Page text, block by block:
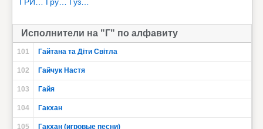
Исполнители на "Г" по алфавиту
101 Гайтана та Діти Світла
102 Гайчук Настя
103 Гайя
104 Гакхан
105 Гакхан (игровые песни)